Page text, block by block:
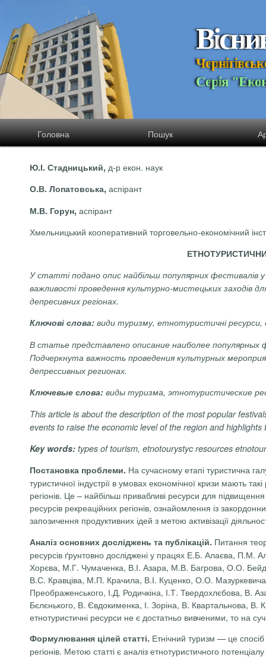
Вісни
Чернігівськ
Серія "Еко
Головна Пошук
Ю.І. Стадницький, д-р екон. наук
О.В. Лопатовська, аспірант
М.В. Горун, аспірант
Хмельницький кооперативний торговельно-економічний
У статті подано опис найбільш популярних фестивалів
важливості проведення культурно-мистецьких заходів
депресивних регіонах.
Ключові слова: види туризму, етнотуристичні
В статье представлено описание наиболее популярных
Подчеркнута важность проведения культурных
депрессивных регионах.
Ключевые слова: виды туризма, этнотуристические
This article is aboutthe description of the most popular
events to raise the economic level of the region and
Key words: types of tourism, etnotourystyc resources
Постановка проблеми. На сучасному етапі туристична
туристичної індустрії в умовах економічної кризи мають
регіонів. Це – найбільш привабливі ресурси для
ресурсів рекреаційних регіонів, ознайомлення із
запозичення продуктивних ідей з метою активізації
Аналіз основних досліджень та публікацій. Питання
ресурсів ґрунтовно досліджені у працях Е.Б. Алаєва,
Хорєва, М.Г. Чумаченка, В.І. Азара, М.В. Багрова, О.О.
В.С. Кравціва, М.П. Крачила, В.І. Куценко, О.О.
Преображенського, І.Д. Родичкіна, І.Т. Твердохлєбова,
Бєлєнького, В. Євдокименка, І. Зоріна, В. Квартальнова,
етнотуристичні ресурси не є достатньо вивченими, то на
Формулювання цілей статті. Етнічний туризм — це спосіб
регіонів. Метою статті є аналіз етнотуристичного